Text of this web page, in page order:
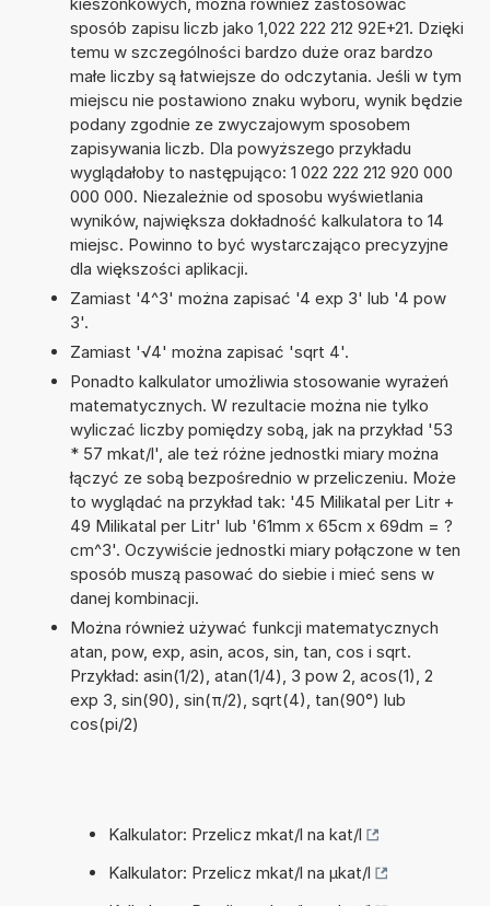
sposób zapisu liczb jako 1,022 222 212 92E+21. Dzięki
temu w szczególności bardzo duże oraz bardzo
małe liczby są łatwiejsze do odczytania. Jeśli w tym
miejscu nie postawiono znaku wyboru, wynik będzie
podany zgodnie ze zwyczajowym sposobem
zapisywania liczb. Dla powyższego przykładu
wyglądałoby to następująco: 1 022 222 212 920 000
000 000. Niezależnie od sposobu wyświetlania
wyników, największa dokładność kalkulatora to 14
miejsc. Powinno to być wystarczająco precyzyjne
dla większości aplikacji.
Zamiast '4^3' można zapisać '4 exp 3' lub '4 pow
3'.
Zamiast '√4' można zapisać 'sqrt 4'.
Ponadto kalkulator umożliwia stosowanie wyrażeń
matematycznych. W rezultacie można nie tylko
wyliczać liczby pomiędzy sobą, jak na przykład '53
* 57 mkat/l', ale też różne jednostki miary można
łączyć ze sobą bezpośrednio w przeliczeniu. Może
to wyglądać na przykład tak: '45 Milikatal per Litr +
49 Milikatal per Litr' lub '61mm x 65cm x 69dm = ?
cm^3'. Oczywiście jednostki miary połączone w ten
sposób muszą pasować do siebie i mieć sens w
danej kombinacji.
Można również używać funkcji matematycznych
atan, pow, exp, asin, acos, sin, tan, cos i sqrt.
Przykład: asin(1/2), atan(1/4), 3 pow 2, acos(1), 2
exp 3, sin(90), sin(π/2), sqrt(4), tan(90°) lub
cos(pi/2)
Kalkulator: Przelicz mkat/l na kat/l
Kalkulator: Przelicz mkat/l na µkat/l